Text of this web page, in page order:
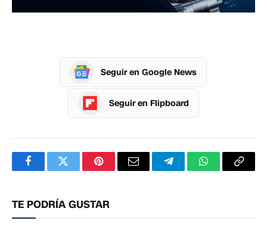
Seguir en Google News
Seguir en Flipboard
FacebookTwitterPinterestCorreoTelegramWhatsApp
TE PODRÍA GUSTAR